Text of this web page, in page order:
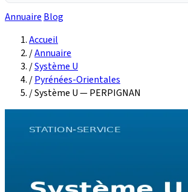
Annuaire Blog
Accueil
/Annuaire
/Système U
/Pyrénées-Orientales
/Système U — PERPIGNAN